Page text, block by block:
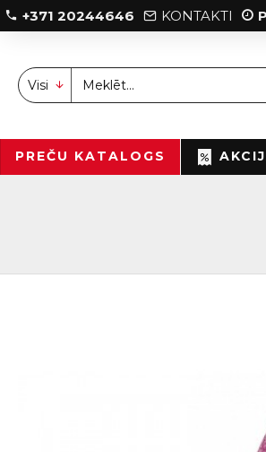
+371 20244646 KONTAKTI
Visi
PREČU KATALOGS